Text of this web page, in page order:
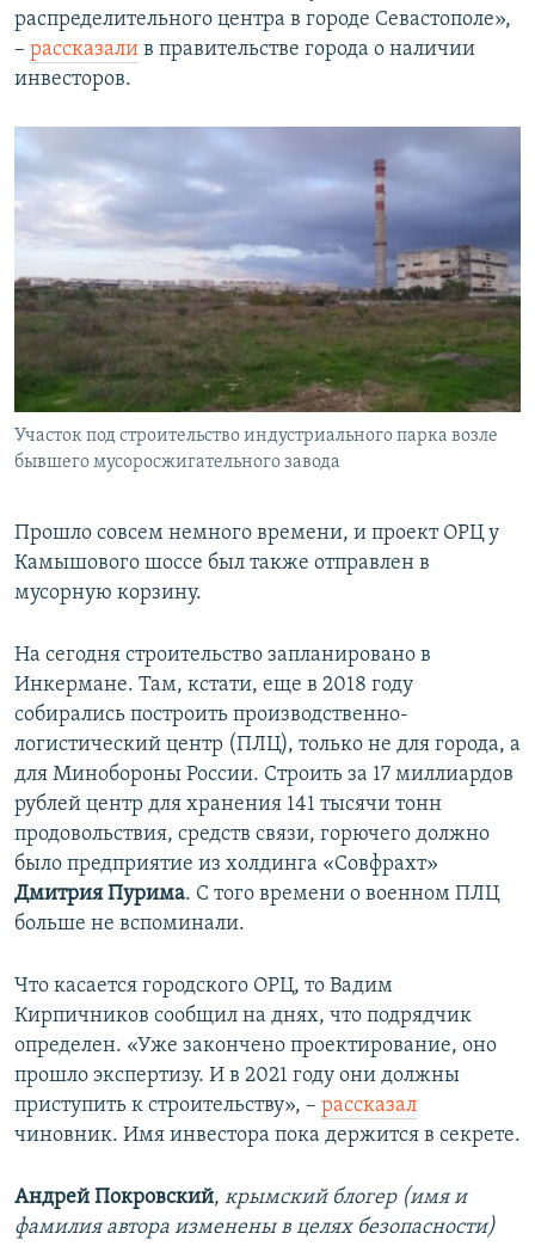
распределительного центра в городе Севастополе»,
– рассказали в правительстве города о наличии
инвесторов.
Участок под строительство индустриального парка возле
бывшего мусоросжигательного завода
Прошло совсем немного времени, и проект ОРЦ у
Камышового шоссе был также отправлен в
мусорную корзину.
На сегодня строительство запланировано в
Инкермане. Там, кстати, еще в 2018 году
собирались построить производственно-
логистический центр (ПЛЦ), только не для города, а
для Минобороны России. Строить за 17 миллиардов
рублей центр для хранения 141 тысячи тонн
продовольствия, средств связи, горючего должно
было предприятие из холдинга «Совфрахт»
Дмитрия Пурима. С того времени о военном ПЛЦ
больше не вспоминали.
Что касается городского ОРЦ, то Вадим
Кирпичников сообщил на днях, что подрядчик
определен. «Уже закончено проектирование, оно
прошло экспертизу. И в 2021 году они должны
приступить к строительству», – рассказал
чиновник. Имя инвестора пока держится в секрете.
Андрей Покровский, крымский блогер (имя и
фамилия автора изменены в целях безопасности)